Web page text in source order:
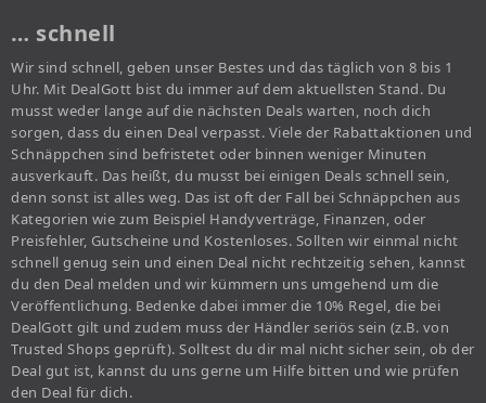
… schnell
Wir sind schnell, geben unser Bestes und das täglich von 8 bis 1
Uhr. Mit DealGott bist du immer auf dem aktuellsten Stand. Du
musst weder lange auf die nächsten Deals warten, noch dich
sorgen, dass du einen Deal verpasst. Viele der Rabattaktionen und
Schnäppchen sind befristetet oder binnen weniger Minuten
ausverkauft. Das heißt, du musst bei einigen Deals schnell sein,
denn sonst ist alles weg. Das ist oft der Fall bei Schnäppchen aus
Kategorien wie zum Beispiel Handyverträge, Finanzen, oder
Preisfehler, Gutscheine und Kostenloses. Sollten wir einmal nicht
schnell genug sein und einen Deal nicht rechtzeitig sehen, kannst
du den Deal melden und wir kümmern uns umgehend um die
Veröffentlichung. Bedenke dabei immer die 10% Regel, die bei
DealGott gilt und zudem muss der Händler seriös sein (z.B. von
Trusted Shops geprüft). Solltest du dir mal nicht sicher sein, ob der
Deal gut ist, kannst du uns gerne um Hilfe bitten und wie prüfen
den Deal für dich.